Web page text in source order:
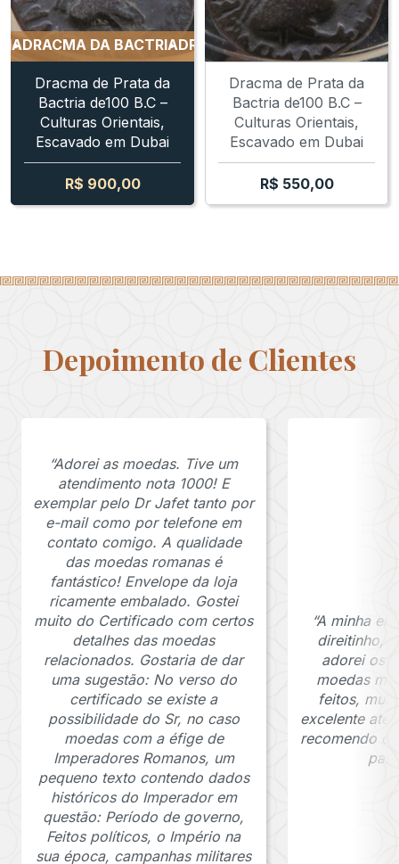
DA BACTRIADRACMA DA BACTRIA DRACMA
Dracma de Prata da
Bactria de100 B.C –
Culturas Orientais,
Escavado em Dubai
R$ 900,00
Dracma de Prata da
Bactria de100 B.C –
Culturas Orientais,
Escavado em Dubai
R$ 550,00
Depoimento de Clientes
“Adorei as moedas. Tive um
atendimento nota 1000! E
exemplar pelo Dr Jafet tanto por
e-mail como por telefone em
contato comigo. A qualidade
das moedas romanas é
fantástico! Envelope da loja
ricamente embalado. Gostei
muito do Certificado com certos
detalhes das moedas
relacionados. Gostaria de dar
uma sugestão: No verso do
certificado se existe a
possibilidade do Sr, no caso
moedas com a éfige de
Imperadores Romanos, um
pequeno texto contendo dados
históricos do Imperador em
questão: Período de governo,
Feitos políticos, o Império na
sua época, campanhas militares
“A minha
direitinho,
adorei os
moedas
feitos,
excelente
recomendo o